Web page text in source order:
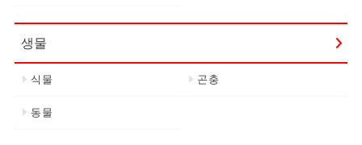
생물
식물 곤충
동물